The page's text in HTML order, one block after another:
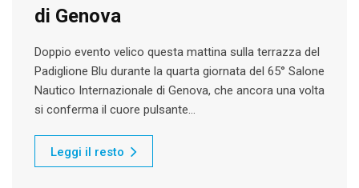
di Genova
Doppio evento velico questa mattina sulla terrazza del
Padiglione Blu durante la quarta giornata del 65° Salone
Nautico Internazionale di Genova, che ancora una volta
si conferma il cuore pulsante…
Leggi il resto